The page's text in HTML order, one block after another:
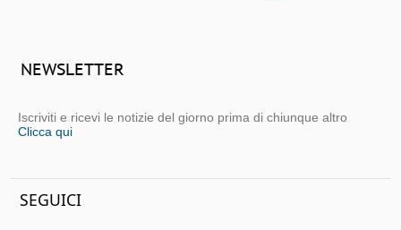
NEWSLETTER
Iscriviti e ricevi le notizie del giorno prima di chiunque altro
Clicca qui
SEGUICI